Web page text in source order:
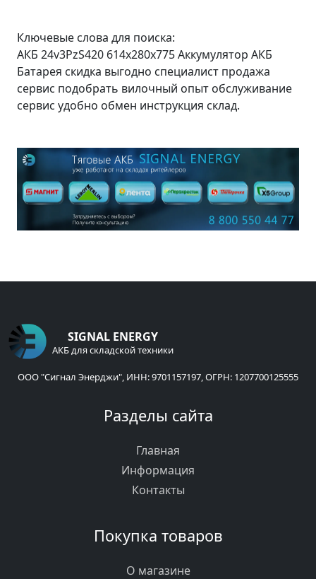
Ключевые слова для поиска:
АКБ 24v3PzS420 614x280x775 Аккумулятор АКБ
Батарея скидка выгодно специалист продажа
сервис подобрать вилочный опыт обслуживание
сервис удобно обмен инструкция склад.
SIGNAL ENERGY
АКБ для складской техники
ООО "Сигнал Энерджи", ИНН: 9701157197, ОГРН: 1207700125555
Разделы сайта
Главная
Информация
Контакты
Покупка товаров
О магазине